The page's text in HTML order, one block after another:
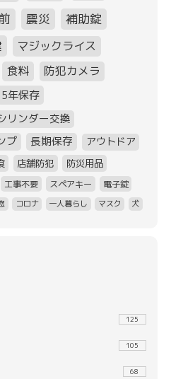
震災
補助錠
マジックライス
食料
防犯カメラ
5年保存
リンダー交換
プ 長期保存
アウトドア
店舗防犯 防災用品
工事不要 スペアキー
電子錠
コロナ 一人暮らし マスク 犬
125
105
68